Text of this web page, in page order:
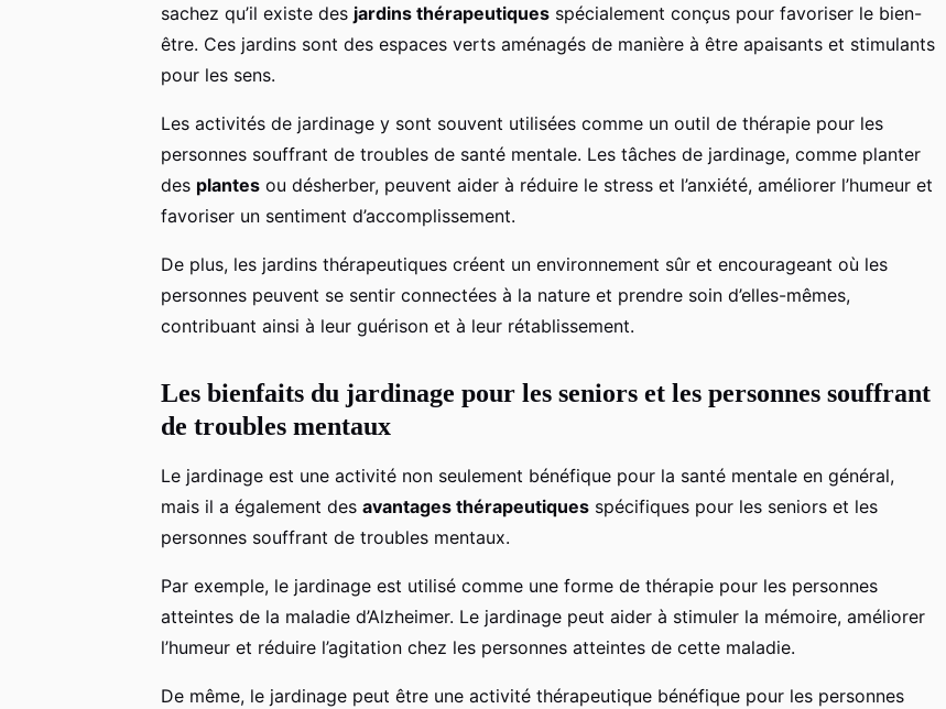
sachez qu’il existe des jardins thérapeutiques spécialement conçus pour favoriser le bien-
être. Ces jardins sont des espaces verts aménagés de manière à être apaisants et stimulants
pour les sens.
Les activités de jardinage y sont souvent utilisées comme un outil de thérapie pour les
personnes souffrant de troubles de santé mentale. Les tâches de jardinage, comme planter
des plantes ou désherber, peuvent aider à réduire le stress et l’anxiété, améliorer l’humeur et
favoriser un sentiment d’accomplissement.
De plus, les jardins thérapeutiques créent un environnement sûr et encourageant où les
personnes peuvent se sentir connectées à la nature et prendre soin d’elles-mêmes,
contribuant ainsi à leur guérison et à leur rétablissement.
Les bienfaits du jardinage pour les seniors et les personnes souffrant
de troubles mentaux
Le jardinage est une activité non seulement bénéfique pour la santé mentale en général,
mais il a également des avantages thérapeutiques spécifiques pour les seniors et les
personnes souffrant de troubles mentaux.
Par exemple, le jardinage est utilisé comme une forme de thérapie pour les personnes
atteintes de la maladie d’Alzheimer. Le jardinage peut aider à stimuler la mémoire, améliorer
l’humeur et réduire l’agitation chez les personnes atteintes de cette maladie.
De même, le jardinage peut être une activité thérapeutique bénéfique pour les personnes